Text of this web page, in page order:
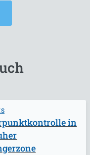
in